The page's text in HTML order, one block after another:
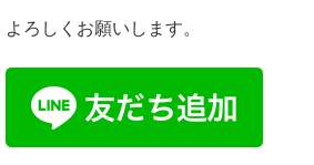
よろしくお願いします。